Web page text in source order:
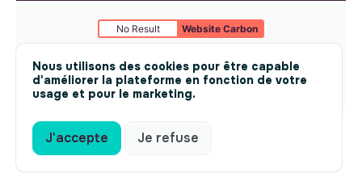
Nous utilisons des cookies pour être capable
d'améliorer la plateforme en fonction de votre
usage et pour le marketing.
J'accepte Je refuse
No Result Website Carbon
Mentions légales© makesense 2024 -cookies